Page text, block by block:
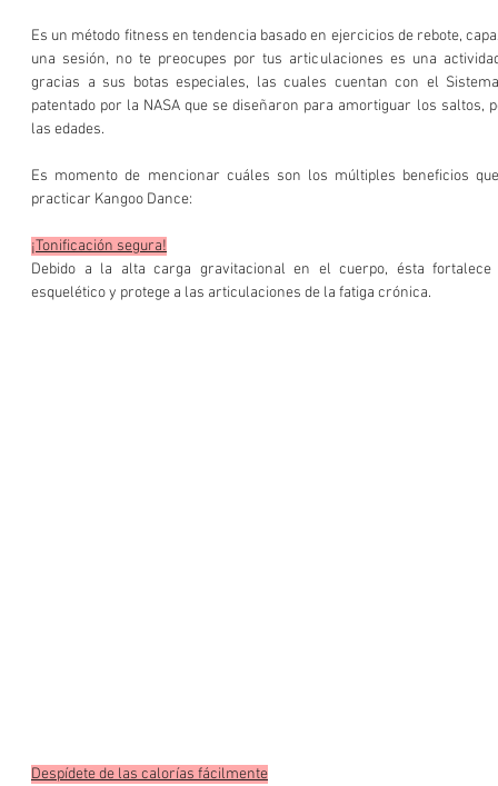
Es un método fitness en tendencia basado en ejercicios de rebote,
una sesión, no te preocupes por tus articulaciones es una
gracias a sus botas especiales, las cuales cuentan con el
patentado por la NASA que se diseñaron para amortiguar los saltos,
las edades.
Es momento de mencionar cuáles son los múltiples beneficios
practicar Kangoo Dance:
¡Tonificación segura!
Debido a la alta carga gravitacional en el cuerpo, ésta
esquelético y protege a las articulaciones de la fatiga crónica.
Despídete de las calorías fácilmente